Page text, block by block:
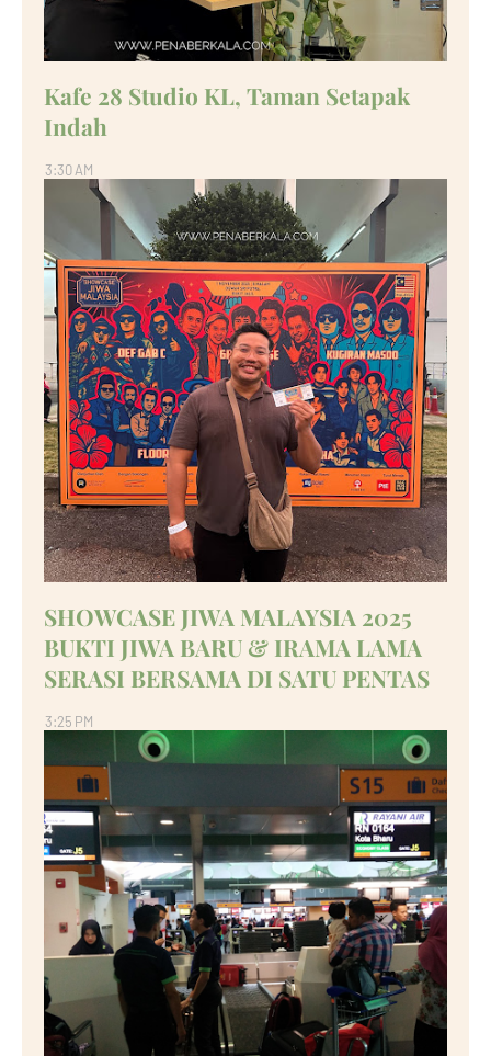
Kafe 28 Studio KL, Taman Setapak
Indah
3:30 AM
SHOWCASE JIWA MALAYSIA 2025
BUKTI JIWA BARU & IRAMA LAMA
SERASI BERSAMA DI SATU PENTAS
3:25 PM